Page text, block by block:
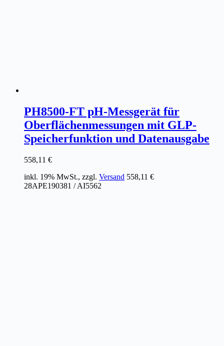
PH8500-FT pH-Messgerät für
Oberflächenmessungen mit GLP-
Speicherfunktion und Datenausgabe
558,11 €
inkl. 19% MwSt., zzgl. Versand 558,11 €
28APE190381 / AI5562